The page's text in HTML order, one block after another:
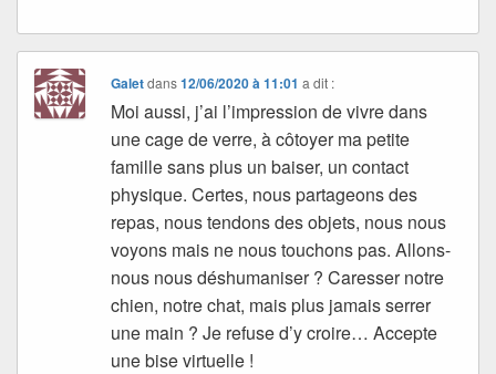
Galetdans12/06/2020 à 11:01 a dit :
Moi aussi, j’ai l’impression de vivre dans
une cage de verre, à côtoyer ma petite
famille sans plus un baiser, un contact
physique. Certes, nous partageons des
repas, nous tendons des objets, nous nous
voyons mais ne nous touchons pas. Allons-
nous nous déshumaniser ? Caresser notre
chien, notre chat, mais plus jamais serrer
une main ? Je refuse d’y croire… Accepte
une bise virtuelle !